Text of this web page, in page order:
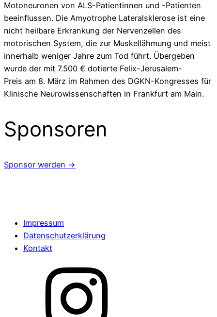
Motoneuronen von ALS-Patientinnen und -Patienten
beeinflussen. Die Amyotrophe Lateralsklerose ist eine
nicht heilbare Erkrankung der Nervenzellen des
motorischen System, die zur Muskellähmung und meist
innerhalb weniger Jahre zum Tod führt. Übergeben
wurde der mit 7.500 € dotierte Felix-Jerusalem-
Preis am 8. März im Rahmen des DGKN-Kongresses für
Klinische Neurowissenschaften in Frankfurt am Main.
Sponsoren
Sponsor werden →
Impressum
Datenschutzerklärung
Kontakt